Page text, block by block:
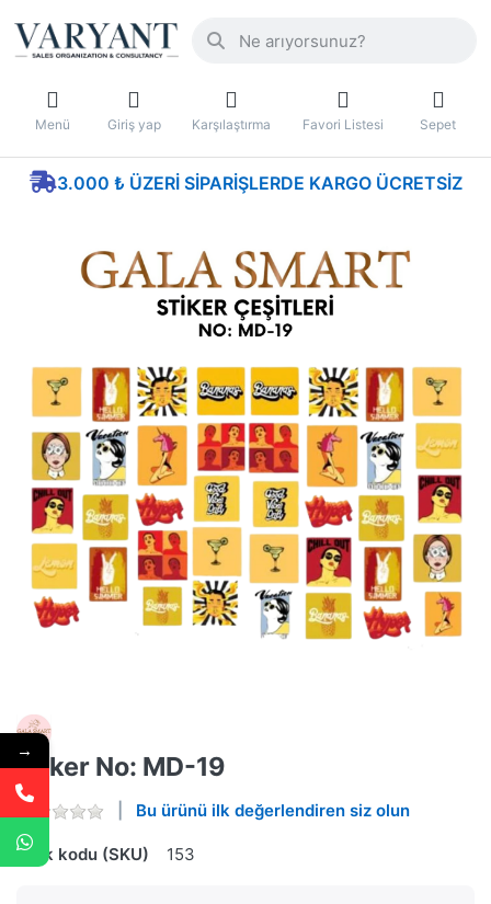
Menü Giriş yap Karşılaştırma Favori Listesi Sepet
3.000 ₺ ÜZERI SIPARIŞLERDE KARGO ÜCRETSIZ
Stiker No: MD-19
Bu ürünü ilk değerlendiren siz olun
Stok kodu (SKU) 153
→